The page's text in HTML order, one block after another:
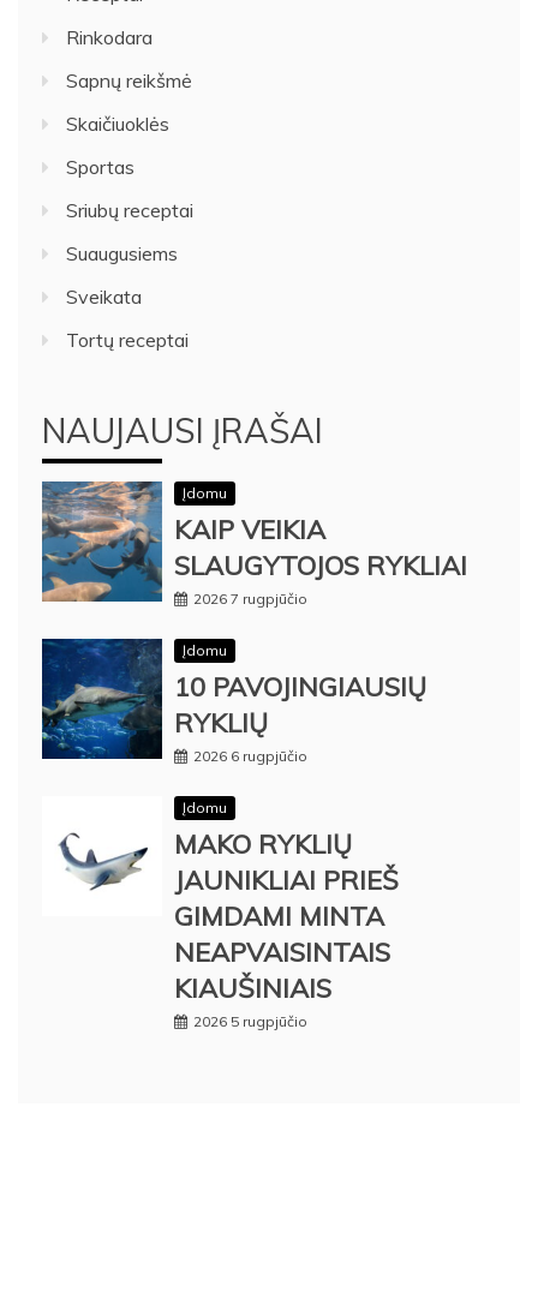
Rinkodara
Sapnų reikšmė
Skaičiuoklės
Sportas
Sriubų receptai
Suaugusiems
Sveikata
Tortų receptai
NAUJAUSI ĮRAŠAI
Įdomu
KAIP VEIKIA
SLAUGYTOJOS RYKLIAI
2026 7 rugpjūčio
Įdomu
10 PAVOJINGIAUSIŲ
RYKLIŲ
2026 6 rugpjūčio
Įdomu
MAKO RYKLIŲ
JAUNIKLIAI PRIEŠ
GIMDAMI MINTA
NEAPVAISINTAIS
KIAUŠINIAIS
2026 5 rugpjūčio